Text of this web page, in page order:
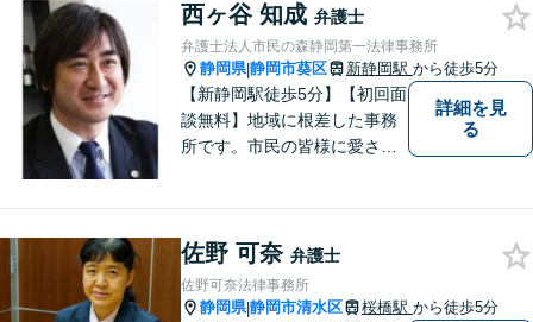
す。 どんな些細なことでも結
構ですので、お気軽にご相談
ください。
西ヶ谷 知成 弁護士
弁護士法人市民の森静岡第一法律事務所
静岡県|静岡市葵区 新静岡駅 から徒歩5分
【新静岡駅徒歩5分】【初回面
談無料】地域に根差した事務
所です。市民の皆様に愛され
軽にご連絡ください。
詳細を見
る
佐野 可奈 弁護士
佐野可奈法律事務所
静岡県|静岡市清水区 桜橋駅 から徒歩5分